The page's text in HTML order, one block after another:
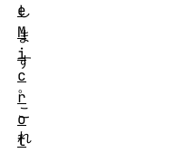
し
ま
す
。
こ
れ
e
M
i
c
r
o
t